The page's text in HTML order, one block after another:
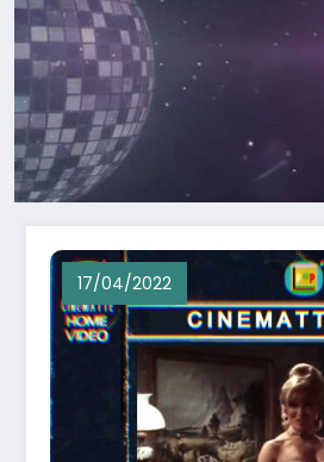
17/04/2022